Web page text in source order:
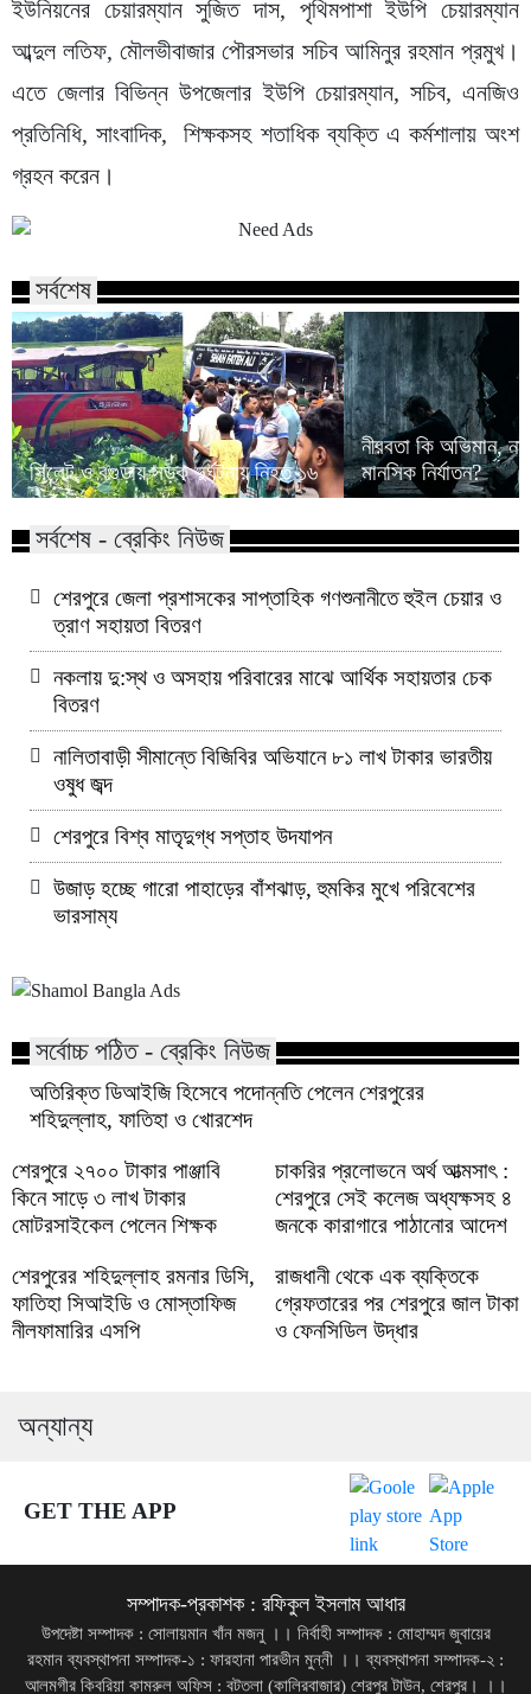
ইউনিয়নের চেয়ারম্যান সুজিত দাস, পৃথিমপাশা ইউপি চেয়ারম্যান
আব্দুল লতিফ, মৌলভীবাজার পৌরসভার সচিব আমিনুর রহমান প্রমুখ।
এতে জেলার বিভিন্ন উপজেলার ইউপি চেয়ারম্যান, সচিব, এনজিও
প্রতিনিধি, সাংবাদিক, শিক্ষকসহ শতাধিক ব্যক্তি এ কর্মশালায় অংশ
গ্রহন করেন।
সর্বশেষ
সিলেট ও বগুড়ায় সড়ক দুর্ঘটনায় নিহত ১৬
নীরবতা কি অভিমান,
মানসিক নির্যাতন?
সর্বশেষ - ব্রেকিং নিউজ
শেরপুরে জেলা প্রশাসকের সাপ্তাহিক গণশুনানীতে হুইল চেয়ার ও
ত্রাণ সহায়তা বিতরণ
নকলায় দু:স্থ ও অসহায় পরিবারের মাঝে আর্থিক সহায়তার চেক
বিতরণ
নালিতাবাড়ী সীমান্তে বিজিবির অভিযানে ৮১ লাখ টাকার ভারতীয়
ওষুধ জব্দ
শেরপুরে বিশ্ব মাতৃদুগ্ধ সপ্তাহ উদযাপন
উজাড় হচ্ছে গারো পাহাড়ের বাঁশঝাড়, হুমকির মুখে পরিবেশের
ভারসাম্য
সর্বোচ্চ পঠিত - ব্রেকিং নিউজ
অতিরিক্ত ডিআইজি হিসেবে পদোন্নতি পেলেন শেরপুরের
শহিদুল্লাহ, ফাতিহা ও খোরশেদ
শেরপুরে ২৭০০ টাকার পাঞ্জাবি
কিনে সাড়ে ৩ লাখ টাকার
মোটরসাইকেল পেলেন শিক্ষক
চাকরির প্রলোভনে অর্থ আত্মসাৎ :
শেরপুরে সেই কলেজ অধ্যক্ষসহ ৪
জনকে কারাগারে পাঠানোর আদেশ
শেরপুরের শহিদুল্লাহ রমনার ডিসি,
ফাতিহা সিআইডি ও মোস্তাফিজ
নীলফামারির এসপি
রাজধানী থেকে এক ব্যক্তিকে
গ্রেফতারের পর শেরপুরে জাল টাকা
ও ফেনসিডিল উদ্ধার
অন্যান্য
GET THE APP
সম্পাদক-প্রকাশক : রফিকুল ইসলাম আধার
উপদেষ্টা সম্পাদক : সোলায়মান খাঁন মজনু ।। নির্বাহী সম্পাদক : মোহাম্মদ জুবায়ের
রহমান ব্যবস্থাপনা সম্পাদক-১ : ফারহানা পারভীন মুন্নী ।। ব্যবস্থাপনা সম্পাদক-২ :
আলমগীর কিবরিয়া কামরুল অফিস : বটতলা (কালিরবাজার) শেরপুর টাউন, শেরপুর। ।।